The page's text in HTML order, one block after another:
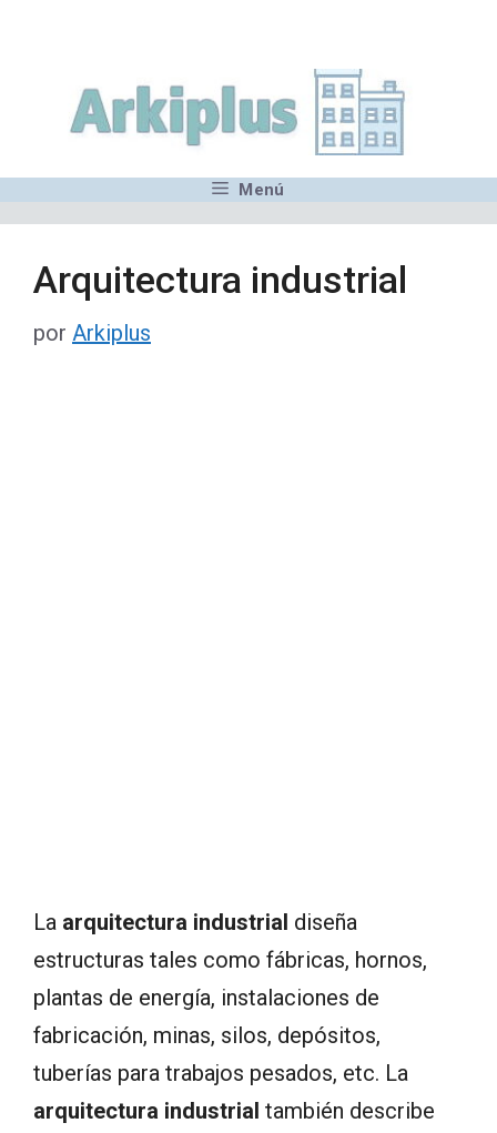
contenido
Menú
Arquitectura industrial
por Arkiplus
La arquitectura industrial diseña
estructuras tales como fábricas, hornos,
plantas de energía, instalaciones de
fabricación, minas, silos, depósitos,
tuberías para trabajos pesados, etc. La
arquitectura industrial también describe